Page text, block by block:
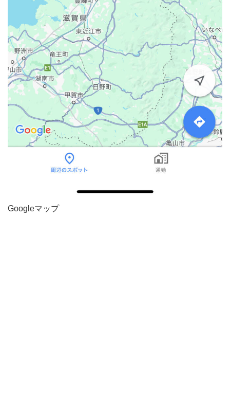
Googleマップ